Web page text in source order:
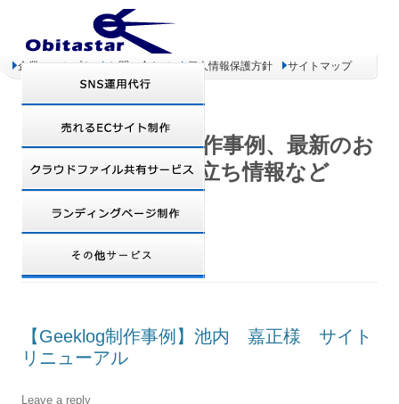
企業コンセプト お問い合わせ 個人情報保護方針 サイトマップ
オビタスター 制作事例、最新のお
得情報、お役立ち情報など
TAG ARCHIVES:GEEKLOG
【Geeklog制作事例】池内 嘉正様 サイト
リニューアル
Leave a reply